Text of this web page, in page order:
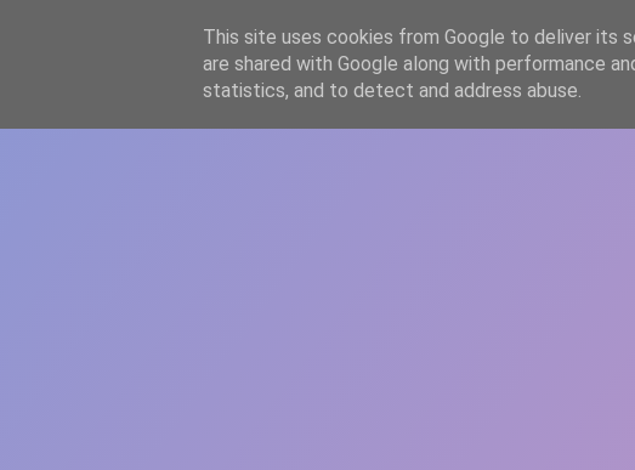
WWW.GAZISTI.RO
This site uses cookies from Google to deliver its
are shared with Google along with performance
statistics, and to detect and address abuse.